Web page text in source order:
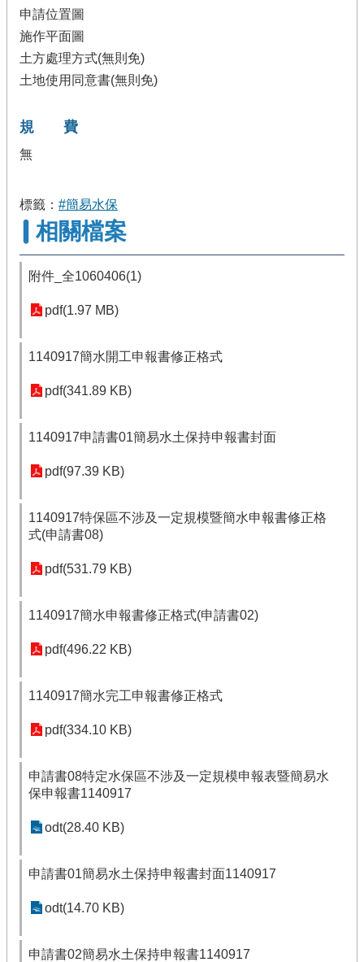
申請位置圖
施作平面圖
土方處理方式(無則免)
土地使用同意書(無則免)
規 費
無
標籤： #簡易水保
相關檔案
附件_全1060406(1)
pdf(1.97 MB)
1140917簡水開工申報書修正格式
pdf(341.89 KB)
1140917申請書01簡易水土保持申報書封面
pdf(97.39 KB)
1140917特保區不涉及一定規模暨簡水申報書修正格
式(申請書08)
pdf(531.79 KB)
1140917簡水申報書修正格式(申請書02)
pdf(496.22 KB)
1140917簡水完工申報書修正格式
pdf(334.10 KB)
申請書08特定水保區不涉及一定規模申報表暨簡易水
保申報書1140917
odt(28.40 KB)
申請書01簡易水土保持申報書封面1140917
odt(14.70 KB)
申請書02簡易水土保持申報書1140917